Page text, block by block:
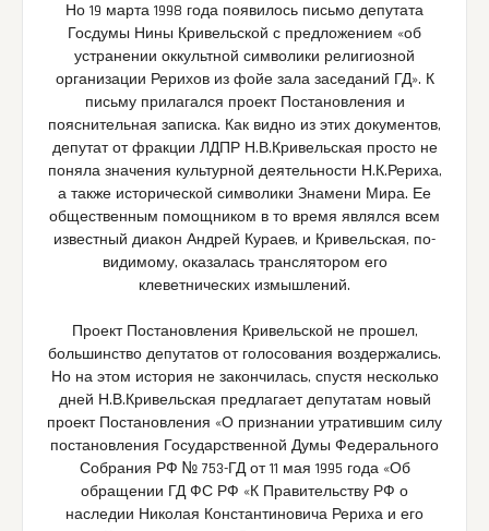
Но 19 марта 1998 года появилось письмо депутата
Госдумы Нины Кривельской с предложением «об
устранении оккультной символики религиозной
организации Рерихов из фойе зала заседаний ГД». К
письму прилагался проект Постановления и
пояснительная записка. Как видно из этих документов,
депутат от фракции ЛДПР Н.В.Кривельская просто не
поняла значения культурной деятельности Н.К.Рериха,
а также исторической символики Знамени Мира. Ее
общественным помощником в то время являлся всем
известный диакон Андрей Кураев, и Кривельская, по-
видимому, оказалась транслятором его
клеветнических измышлений.
Проект Постановления Кривельской не прошел,
большинство депутатов от голосования воздержались.
Но на этом история не закончилась, спустя несколько
дней Н.В.Кривельская предлагает депутатам новый
проект Постановления «О признании утратившим силу
постановления Государственной Думы Федерального
Собрания РФ № 753-ГД от 11 мая 1995 года «Об
обращении ГД ФС РФ «К Правительству РФ о
наследии Николая Константиновича Рериха и его